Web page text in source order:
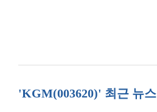
'KGM(003620)' 최근 뉴스